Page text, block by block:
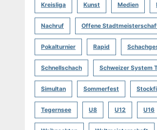
Kreisliga Kunst Medien
Nachruf Offene
Pokalturnier Rapid
Schnellschach Schweizer System
Simultan Sommerfest
Tegernsee U8 U12 U16